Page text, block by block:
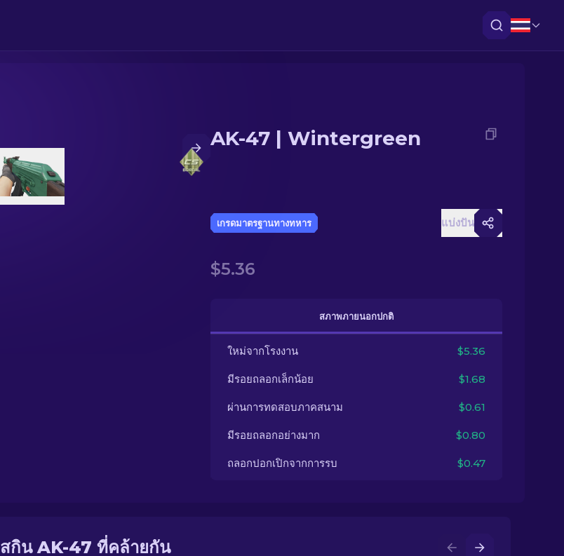
AK-47 | Wintergreen
เกรดมาตรฐานทางทหาร แบ่งปัน
$5.36
สภาพภายนอกปกติ
ใหม่จากโรงงาน $5.36
มีรอยถลอกเล็กน้อย $1.68
ผ่านการทดสอบภาคสนาม $0.61
มีรอยถลอกอย่างมาก $0.80
ถลอกปอกเปิกจากการรบ $0.47
สกิน AK-47 ที่คล้ายกัน